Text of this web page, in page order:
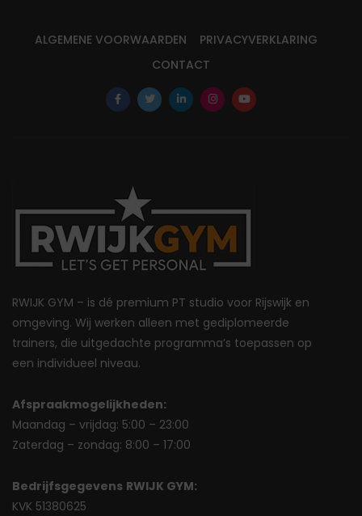
ALGEMENE VOORWAARDEN
PRIVACYVERKLARING
CONTACT
RWIJK GYM – is dé premium PT studio voor Rijswijk en
omgeving. Wij werken alleen met gediplomeerde
trainers, die uitgedachte programma’s toepassen op
een individueel niveau.
Afspraakmogelijkheden:
Maandag – vrijdag: 5:00 – 23:00
Zaterdag – zondag: 8:00 – 17:00
Bedrijfsgegevens RWIJK GYM:
KVK 51380625